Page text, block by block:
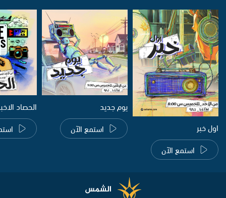
اول خبر
استمع الآن
يوم جديد
استمع الآن
الحصاد